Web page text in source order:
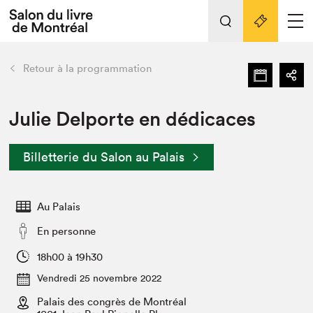
Espace médias
Espace exposant⋅e⋅s
Tout sur l'édition 2022
Actualités
Vidéos et Balados
Club de lecture Braindate
retour Nos activités
Édition 2022
Nous connaître
Projets partenaires 2022
Archives
Liens pratiques
Retour à la programmation
Julie Delporte en dédicaces
Billetterie du Salon au Palais
Au Palais
En personne
18h00 à 19h30
Vendredi 25 novembre 2022
Palais des congrès de Montréal